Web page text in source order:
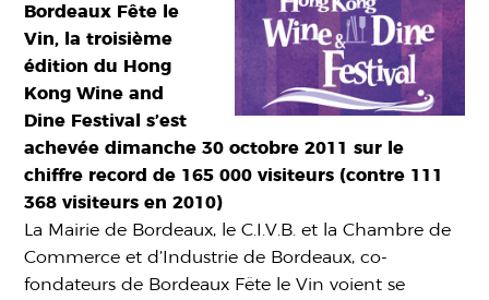
Bordeaux Fête le
Vin, la troisième
édition du Hong
Kong Wine and
Dine Festival s’est
achevée dimanche 30 octobre 2011 sur le
chiffre record de 165 000 visiteurs (contre 111
368 visiteurs en 2010)
La Mairie de Bordeaux, le C.I.V.B. et la Chambre de
Commerce et d’Industrie de Bordeaux, co-
fondateurs de Bordeaux Fête le Vin voient se